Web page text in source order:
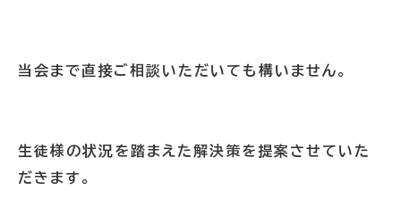
当会まで直接ご相談いただいても構いません。
生徒様の状況を踏まえた解決策を提案させていた
だきます。